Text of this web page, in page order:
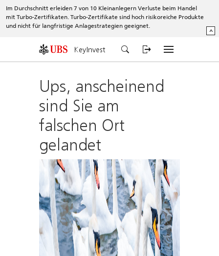
Im Durchschnitt erleiden 7 von 10 Kleinanlegern Verluste beim Handel
mit Turbo-Zertifikaten. Turbo-Zertifikate sind hoch risikoreiche Produkte
und nicht für langfristige Anlagestrategien geeignet.
^
KeyInvest
Ups, anscheinend
sind Sie am
falschen Ort
gelandet